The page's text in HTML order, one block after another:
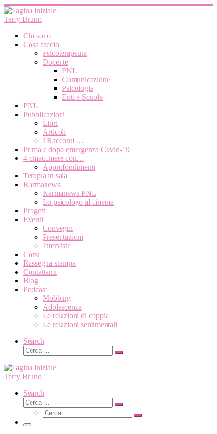
Passa
al
contenuto
Terry Bruno
Chi sono
Cosa faccio
Psicoterapeuta
Docente
PNL
Comunicazione
Psicologia
Enti e Scuole
PNL
Pubblicazioni
Libri
Articoli
I Racconti …
Prima e dopo emergenza Covid-19
4 chiacchiere con…
Approfondimenti
Terapia in sala
Karmanews
Karmanews PNL
Lo psicologo al cinema
Progetti
Eventi
Convegni
Presentazioni
Interviste
Corsi
Rassegna stampa
Contattami
Blog
Podcast
Mobbing
Adolescenza
Le relazioni di coppia
Le relazioni sentimentali
Search
Cerca
Cerca
Terry Bruno
Search
Cerca
Cerca
Cerca
Cerca
Menu